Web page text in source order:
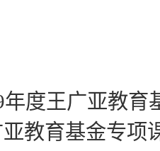
年度王广亚教
亚教育基金专项